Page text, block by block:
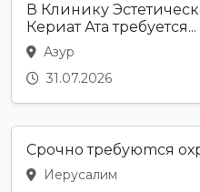
В Клинику
Кериат Ата требуется...
Азур
31.07.2026
Срочно требyюmcя
Иерусалим